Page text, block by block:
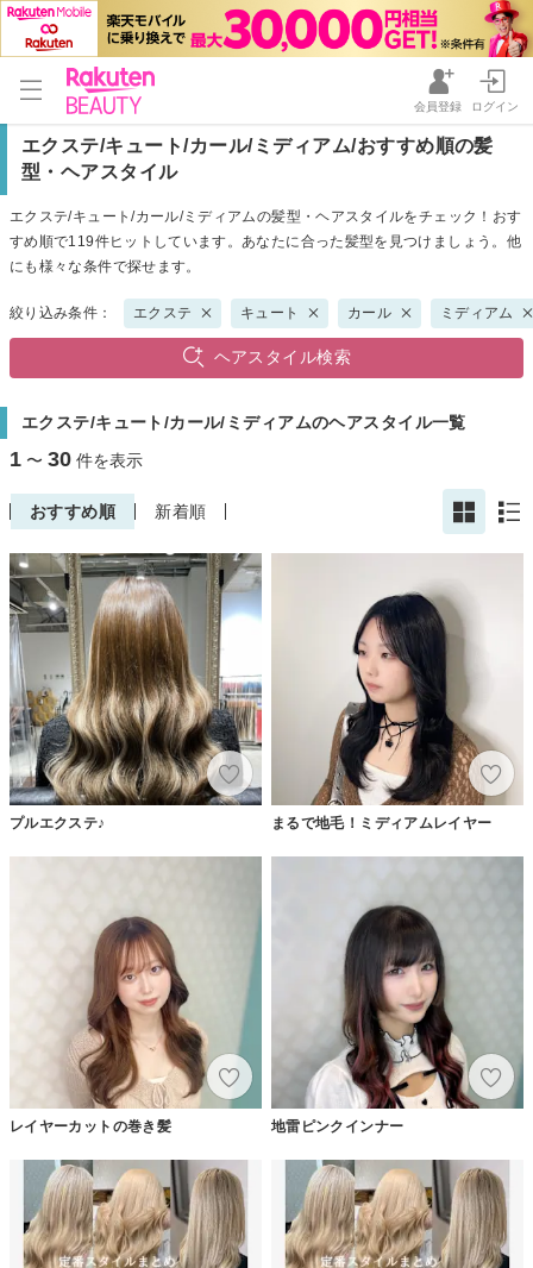
会員登録 ログイン
エクステ/キュート/カール/ミディアム/おすすめ順の髪
型・ヘアスタイル
エクステ/キュート/カール/ミディアムの髪型・ヘアスタイルをチェック！おす
すめ順で119件ヒットしています。あなたに合った髪型を見つけましょう。他
にも様々な条件で探せます。
絞り込み条件： エクステ キュート カール ミディアム
ヘアスタイル検索
エクステ/キュート/カール/ミディアムのヘアスタイル一覧
1 〜 30 件を表示
おすすめ順 新着順
プルエクステ♪ まるで地毛！ミディアムレイヤー
レイヤーカットの巻き髪 地雷ピンクインナー